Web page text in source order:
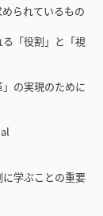
られているもの
「役割」と「視
の実現のために
学ぶことの重要